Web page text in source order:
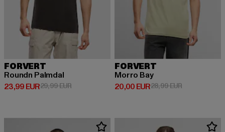
FORVERT
Roundn Palmdal
23,99 EUR
Derzeitiger Preis: 23,99 EUR
29,99 EURAktionspreis: 29,99 EUR
FORVERT
Morro Bay
20,00 EUR
Derzeitiger Preis: 20,00 EUR
28,99 EURAktionspreis: